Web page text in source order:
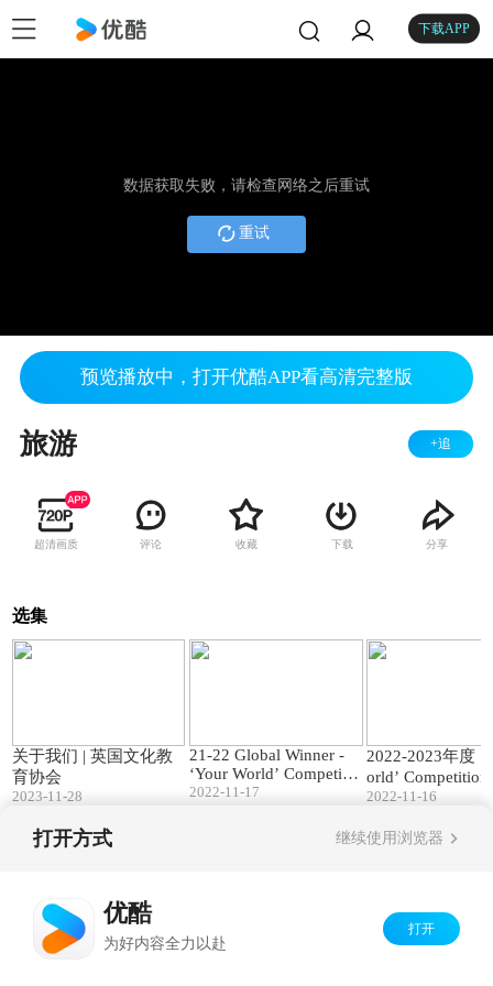
下载APP
数据获取失败，请检查网络之后重试
重试
预览播放中，打开优酷APP看高清完整版
旅游 +追
超清画质 评论 收藏 下载 分享
选集
关于我们 | 英国文化教
育协会
2023-11-28
21-22 Global Winner -
‘Your World’ Competitio
n
2022-11-17
2022-2023年度
orld’
学生视频竞赛说
2022-11-16
打开方式 继续使用浏览器
优酷
为好内容全力以赴
打开